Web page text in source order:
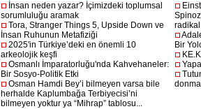
İnsan neden yazar? İçimizdeki toplumsal
sorumluluğu aramak
Tora, Stranger Things 5, Upside Down ve
İnsan Ruhunun Metafiziği
2025'in Türkiye’deki en önemli 10
arkeolojik keşfi
Osmanlı İmparatorluğu'nda Kahvehaneler:
Bir Sosyo-Politik Etki
Osman Hamdi Bey’i bilmeyen varsa bile
herhalde Kaplumbağa Terbiyecisi’ni
bilmeyen yoktur ya “Mihrap” tablosu...
Bir